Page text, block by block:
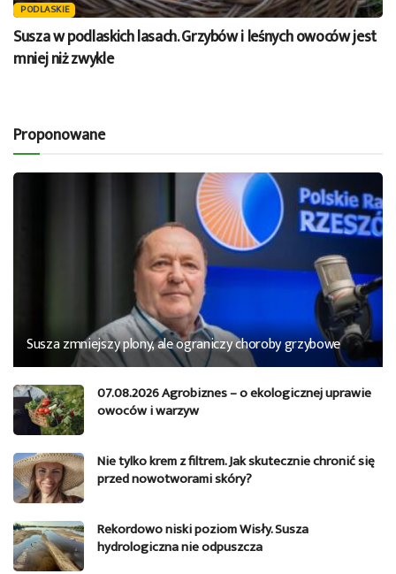
PODLASKIE
Susza w podlaskich lasach. Grzybów i leśnych owoców jest
mniej niż zwykle
Proponowane
Susza zmniejszy plony, ale ograniczy choroby grzybowe
07.08.2026 Agrobiznes – o ekologicznej uprawie
owoców i warzyw
Nie tylko krem z filtrem. Jak skutecznie chronić się
przed nowotworami skóry?
Rekordowo niski poziom Wisły. Susza
hydrologiczna nie odpuszcza